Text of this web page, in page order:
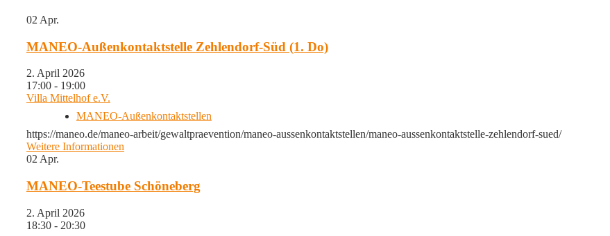
02 Apr.
MANEO-Außenkontaktstelle Zehlendorf-Süd (1. Do)
2. April 2026
17:00 - 19:00
Villa Mittelhof e.V.
MANEO-Außenkontaktstellen
https://maneo.de/maneo-arbeit/gewaltpraevention/maneo-aussenkontaktstellen/maneo-aussenkontaktstelle-zehlendorf-sued/
Weitere Informationen
02 Apr.
MANEO-Teestube Schöneberg
2. April 2026
18:30 - 20:30